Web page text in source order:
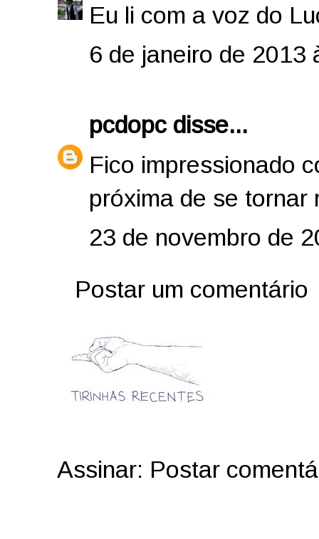
Eu li com a voz do
6 de janeiro de 2013
pcdopcdisse...
Fico impressionado
próxima de se tornar
23 de novembro de
Postar um comentário
Assinar: Postar